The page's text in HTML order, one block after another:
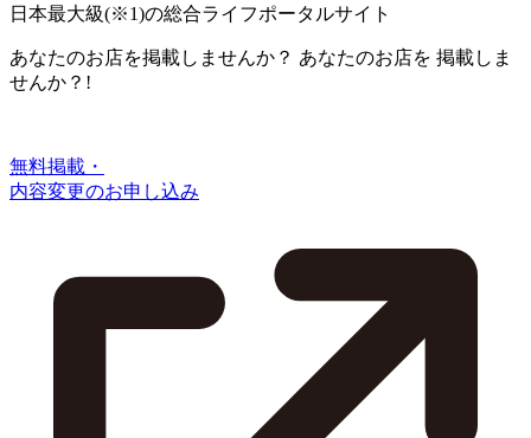
日本最大級(※1)の総合ライフポータルサイト
あなたのお店を掲載しませんか？ あなたのお店を 掲載しま
せんか？!
無料掲載・
内容変更のお申し込み